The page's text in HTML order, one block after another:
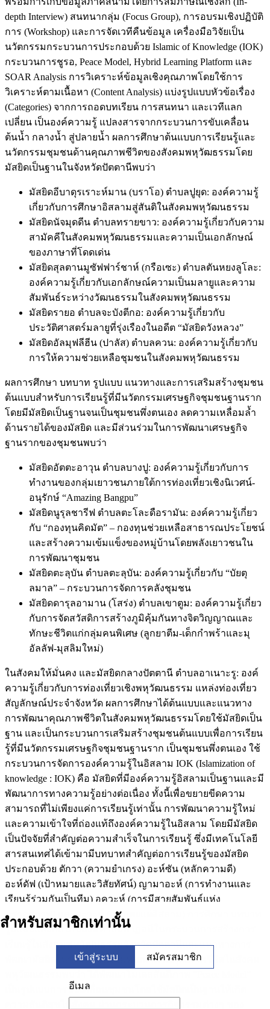
depth Interview) สนทนากลุ่ม (Focus Group), การอบรมเชิงปฏิบัติ
การ (Workshop) และการจัดเวทีคืนข้อมูล เครื่องมือวิจัยเป็น
นวัตกรรมกระบวนการประกอบด้วย Islamic of Knowledge (IOK)
กระบวนการชูรอ, Peace Model, Hybrid Learning Platform และ
SOAR Analysis การวิเคราะห์ข้อมูลเชิงคุณภาพโดยใช้การ
วิเคราะห์ตามเนื้อหา (Content Analysis) แบ่งรูปแบบหัวข้อเรื่อง
(Categories) จากการถอดบทเรียน การสนทนา และเวทีแลก
เปลี่ยน เป็นองค์ความรู้ แปลงสารจากกระบวนการขับเคลื่อน
ต้นน้ำ กลางน้ำ สู่ปลายน้ำ ผลการศึกษาต้นแบบการเรียนรู้และ
นวัตกรรมชุมชนด้านคุณภาพชีวิตของสังคมพหุวัฒธรรมโดย
มัสยิดเป็นฐานในจังหวัดปัตตานีพบว่า
มัสยิดอีบาดุรเราะห์มาน (บราโอ) ตำบลปูยุด: องค์ความรู้
เกี่ยวกับการศึกษาอิสลามสู่สันติในสังคมพหุวัฒนธรรม
มัสยิดนัจมุดดีน ตำบลทรายขาว: องค์ความรู้เกี่ยวกับความ
สามัคคีในสังคมพหุวัฒนธรรมและความเป็นเอกลักษณ์
ของภาษาที่โดดเด่น
มัสยิดสุลตานมูซัฟฟาร์ชาห์ (กรือเซะ) ตำบลตันหยงลูโละ:
องค์ความรู้เกี่ยวกับเอกลักษณ์ความเป็นมลายูและความ
สัมพันธ์ระหว่างวัฒนธรรมในสังคมพหุวัฒนธรรม
มัสยิดรายอ ตำบลจะบังตีกอ: องค์ความรู้เกี่ยวกับ
ประวัติศาสตร์มลายูที่รุ่งเรืองในอดีต “มัสยิดวังหลวง”
มัสยิดอัลมุฟลีฮีน (ปาลัส) ตำบลควน: องค์ความรู้เกี่ยวกับ
การให้ความช่วยเหลือชุมชนในสังคมพหุวัฒนธรรม
ผลการศึกษา บทบาท รูปแบบ แนวทางและการเสริมสร้างชุมชน
ต้นแบบสำหรับการเรียนรู้ที่มีนวัตกรรมเศรษฐกิจชุมชนฐานราก
โดยมีมัสยิดเป็นฐานจนเป็นชุมชนพึ่งตนเอง ลดความเหลื่อมล้ำ
ด้านรายได้ของมัสยิด และมีส่วนร่วมในการพัฒนาเศรษฐกิจ
ฐานรากของชุมชนพบว่า
มัสยิดอัตตะอาวุน ตำบลบางปู: องค์ความรู้เกี่ยวกับการ
ทำงานของกลุ่มเยาวชนภายใต้การท่องเที่ยวเชิงนิเวศน์-
อนุรักษ์ “Amazing Bangpu”
มัสยิดนูรุลชารีฟ ตำบลตะโละดือรามัน: องค์ความรู้เกี่ยว
กับ “กองทุนคิดมัต” – กองทุนช่วยเหลือสาธารณประโยชน์
และสร้างความเข้มแข็งของหมู่บ้านโดยพลังเยาวชนใน
การพัฒนาชุมชน
มัสยิดตะลุบัน ตำบลตะลุบัน: องค์ความรู้เกี่ยวกับ “บัยตุ
ลมาล” – กระบวนการจัดการคลังชุมชน
มัสยิดดารุลอามาน (โสร่ง) ตำบลเขาตูม: องค์ความรู้เกี่ยว
กับการจัดสวัสดิการสร้างภูมิคุ้มกันทางจิตวิญญาณและ
ทักษะชีวิตแก่กลุ่มคนพิเศษ (ลูกยาตีม-เด็กกำพร้าและมุ
อัลลัฟ-มุสลิมใหม่)
ในสังคมให้มั่นคง และมัสยิดกลางปัตตานี ตำบลอาเนาะรู: องค์
ความรู้เกี่ยวกับการท่องเที่ยวเชิงพหุวัฒนธรรม แหล่งท่องเที่ยว
สัญลักษณ์ประจำจังหวัด ผลการศึกษาได้ต้นแบบและแนวทาง
การพัฒนาคุณภาพชีวิตในสังคมพหุวัฒนธรรมโดยใช้มัสยิดเป็น
ฐาน และเป็นกระบวนการเสริมสร้างชุมชนต้นแบบเพื่อการเรียน
รู้ที่มีนวัตกรรมเศรษฐกิจชุมชนฐานราก เป็นชุมชนพึ่งตนเอง ใช้
กระบวนการจัดการองค์ความรู้ในอิสลาม IOK (Islamization of
knowledge : IOK) คือ มัสยิดที่มีองค์ความรู้อิสลามเป็นฐานและมี
พัฒนาการทางความรู้อย่างต่อเนื่อง ทั้งนี้เพื่อขยายขีดความ
สามารถที่ไม่เพียงแค่การเรียนรู้เท่านั้น การพัฒนาความรู้ใหม่
และความเข้าใจที่ถ่องแท้ถึงองค์ความรู้ในอิสลาม โดยมีมัสยิด
เป็นปัจจัยที่สำคัญต่อความสำเร็จในการเรียนรู้ ซึ่งมีเทคโนโลยี
สารสนเทศได้เข้ามามีบทบาทสำคัญต่อการเรียนรู้ของมัสยิด
ประกอบด้วย ตักวา (ความยำเกรง) อะห์ซัน (หลักความดี)
อะห์ดัฟ (เป้าหมายและวิสัยทัศน์) ญามาอะห์ (การทำงานและ
เรียนรู้ร่วมกันเป็นทีม) อูคูวะห์ (การมีสายสัมพันธ์แห่ง
ภราดรภาพ) และดะวะห์ (การเผยแผ่อิสลาม) การศึกษา บทบาท
รูปแบบและกลไกของมหาลัยฟาฏอนีในกระบวนการสร้างการ
เรียนรู้ในสังคมพหุวัฒนธรรมจังหวัดปัตตานีและแนวทางการ
พัฒนามัสยิดในการมีส่วนร่วมพัฒนาด้านคุณภาพชีวิตในสังคม
เป็นรูปแบบการขับเคลื่อนชุมชนโดยใช้มัสยิดเป็นฐานให้เกิด
สำหรับสมาชิกเท่านั้น
เข้าสู่ระบบ สมัครสมาชิก
อีเมล